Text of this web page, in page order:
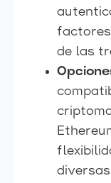
de las